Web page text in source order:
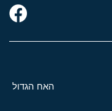
האח הגדול